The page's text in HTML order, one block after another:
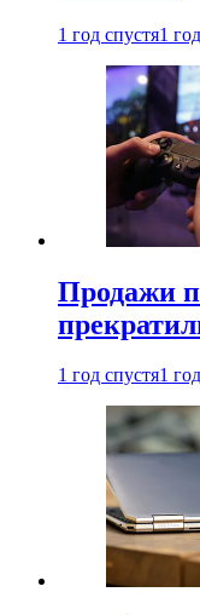
1 год спустя1
Продажи
1 год спустя1